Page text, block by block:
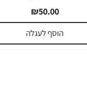
₪50.00
הוסף לעגלה